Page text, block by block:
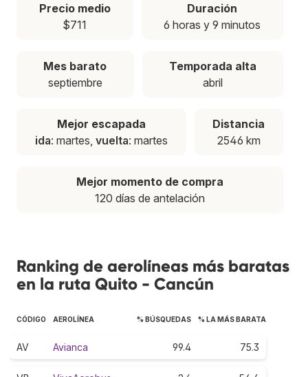
Precio medio
$711
Duración
6 horas y 9 minutos
Mes barato
septiembre
Temporada alta
abril
Mejor escapada
ida: martes, vuelta: martes
Distancia
2546 km
Mejor momento de compra
120 días de antelación
Ranking de aerolíneas más baratas
en la ruta Quito - Cancún
CÓDIGO AEROLÍNEA % BÚSQUEDAS % LA MÁS BARATA
AV Avianca 99.4 75.3